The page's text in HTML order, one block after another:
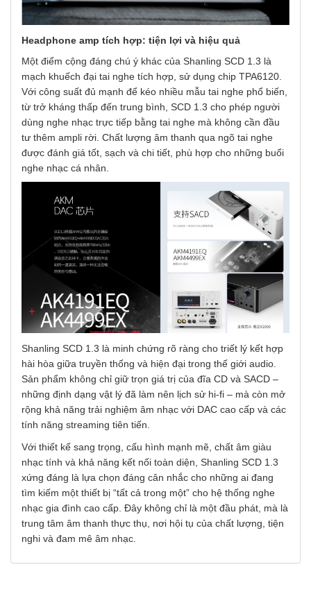
Headphone amp tích hợp: tiện lợi và hiệu quả
Một điểm cộng đáng chú ý khác của Shanling SCD 1.3 là
mạch khuếch đại tai nghe tích hợp, sử dụng chip TPA6120.
Với công suất đủ mạnh để kéo nhiều mẫu tai nghe phổ biến,
từ trở kháng thấp đến trung bình, SCD 1.3 cho phép người
dùng nghe nhạc trực tiếp bằng tai nghe mà không cần đầu
tư thêm ampli rời. Chất lượng âm thanh qua ngõ tai nghe
được đánh giá tốt, sạch và chi tiết, phù hợp cho những buổi
nghe nhạc cá nhân.
Shanling SCD 1.3 là minh chứng rõ ràng cho triết lý kết hợp
hài hòa giữa truyền thống và hiện đại trong thế giới audio.
Sản phẩm không chỉ giữ trọn giá trị của đĩa CD và SACD –
những định dạng vật lý đã làm nên lịch sử hi-fi – mà còn mở
rộng khả năng trải nghiệm âm nhạc với DAC cao cấp và các
tính năng streaming tiên tiến.
Với thiết kế sang trọng, cấu hình mạnh mẽ, chất âm giàu
nhạc tính và khả năng kết nối toàn diện, Shanling SCD 1.3
xứng đáng là lựa chọn đáng cân nhắc cho những ai đang
tìm kiếm một thiết bị “tất cả trong một” cho hệ thống nghe
nhạc gia đình cao cấp. Đây không chỉ là một đầu phát, mà là
trung tâm âm thanh thực thụ, nơi hội tụ của chất lượng, tiện
nghi và đam mê âm nhạc.